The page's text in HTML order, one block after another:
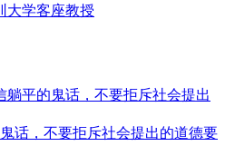
大学客座教授
话，不要拒斥社会提出的道德要